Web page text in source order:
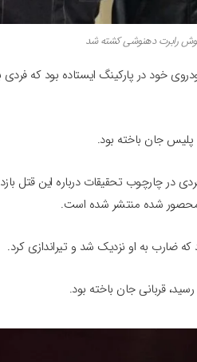
رابرت دهنوشی کشته شد
خود در پارکینگ ایستاده بود که فردی
جان باخته بود.
در چارچوب تحقیقات درباره این قتل
محصور شده منتشر شده است.
ضارب به او نزدیک شد و تیراندازی کرد.
قربانی جان باخته بود.